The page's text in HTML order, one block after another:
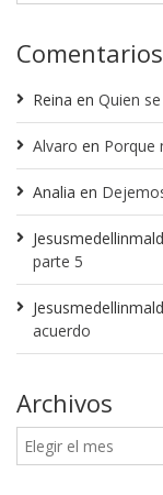
Reina en Quien
Alvaro en Porque
Analia en
parte 5
acuerdo
Archivos